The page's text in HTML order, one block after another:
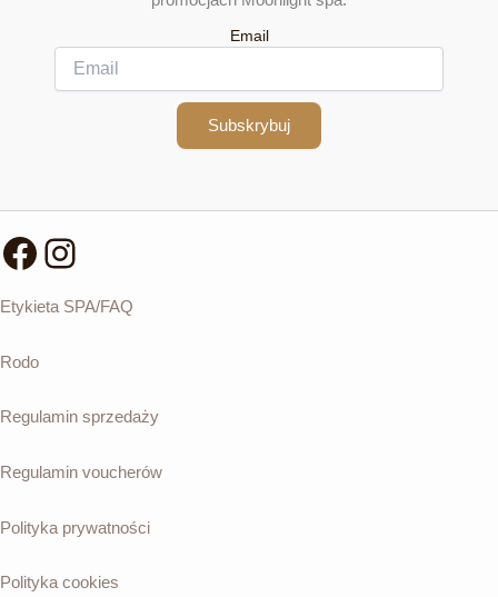
Email
Subskrybuj
Facebook
Instagram
Etykieta SPA/FAQ
Rodo
Regulamin sprzedaży
Regulamin voucherów
Polityka prywatności
Polityka cookies